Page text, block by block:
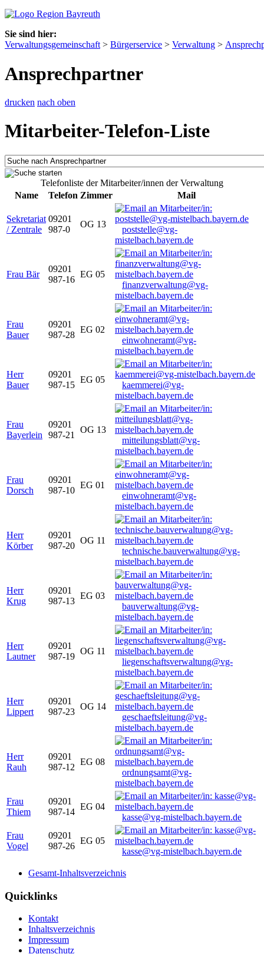
Sie sind hier:
Verwaltungsgemeinschaft > Bürgerservice > Verwaltung >
Ansprechpartner
drucken nach oben
Mitarbeiter-Telefon-Liste
Telefonliste der Mitarbeiter/innen der Verwaltung
Name
Telefon Zimmer Mail
Sekretariat
/ Zentrale
09201
987-0
OG 13
poststelle@vg-
mistelbach.bayern.de
Frau Bär
09201
987-16
EG 05
finanzverwaltung@vg-
mistelbach.bayern.de
Frau
Bauer
09201
987-28
EG 02
einwohneramt@vg-
mistelbach.bayern.de
Herr
Bauer
09201
987-15
EG 05
kaemmerei@vg-
mistelbach.bayern.de
Frau
Bayerlein
09201
987-21
OG 13
mitteilungsblatt@vg-
mistelbach.bayern.de
Frau
Dorsch
09201
987-10
EG 01
einwohneramt@vg-
mistelbach.bayern.de
Herr
Körber
09201
987-20
OG 11
technische.bauverwaltung@vg-
mistelbach.bayern.de
Herr
Krug
09201
987-13
EG 03
bauverwaltung@vg-
mistelbach.bayern.de
Herr
Lautner
09201
987-19
OG 11
liegenschaftsverwaltung@vg-
mistelbach.bayern.de
Herr
Lippert
09201
987-23
OG 14
geschaeftsleitung@vg-
mistelbach.bayern.de
Herr
Rauh
09201
987-12
EG 08
ordnungsamt@vg-
mistelbach.bayern.de
Frau
Thiem
09201
987-14
EG 04
kasse@vg-mistelbach.bayern.de
Frau
Vogel
09201
987-26
EG 05
kasse@vg-mistelbach.bayern.de
Gesamt-Inhaltsverzeichnis
Quicklinks
Kontakt
Inhaltsverzeichnis
Impressum
Datenschutz